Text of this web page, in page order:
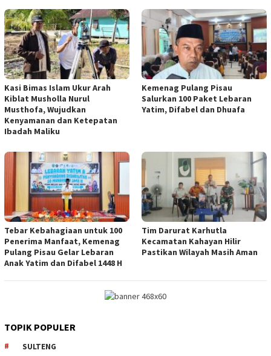
Kasi Bimas Islam Ukur Arah
Kiblat Musholla Nurul
Musthofa, Wujudkan
Kenyamanan dan Ketepatan
Ibadah Maliku
Kemenag Pulang Pisau
Salurkan 100 Paket Lebaran
Yatim, Difabel dan Dhuafa
Tebar Kebahagiaan untuk 100
Penerima Manfaat, Kemenag
Pulang Pisau Gelar Lebaran
Anak Yatim dan Difabel 1448 H
Tim Darurat Karhutla
Kecamatan Kahayan Hilir
Pastikan Wilayah Masih Aman
TOPIK POPULER
SULTENG